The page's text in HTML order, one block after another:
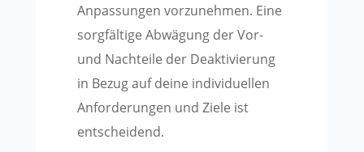
Anpassungen vorzunehmen. Eine
sorgfältige Abwägung der Vor-
und Nachteile der Deaktivierung
in Bezug auf deine individuellen
Anforderungen und Ziele ist
entscheidend.